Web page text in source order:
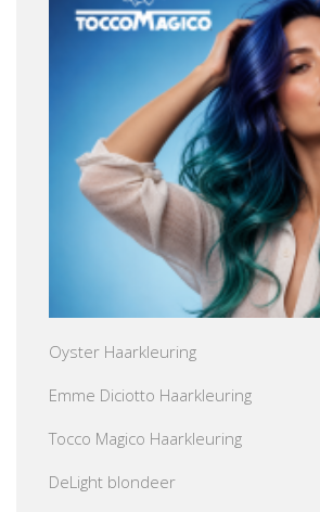
Oyster Haarkleuring
Emme Diciotto Haarkleuring
Tocco Magico Haarkleuring
DeLight blondeer